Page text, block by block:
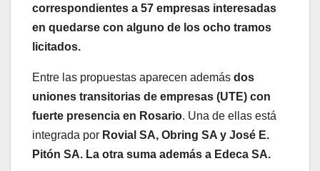
correspondientes a 57 empresas interesadas
en quedarse con alguno de los ocho tramos
licitados.
Entre las propuestas aparecen además dos
uniones transitorias de empresas (UTE) con
fuerte presencia en Rosario. Una de ellas está
integrada por Rovial SA, Obring SA y José E.
Pitón SA. La otra suma además a Edeca SA.